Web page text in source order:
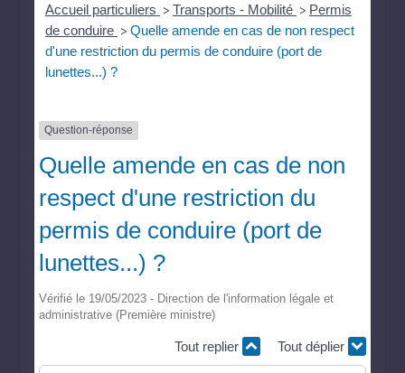
Accueil particuliers > Transports - Mobilité > Permis
de conduire > Quelle amende en cas de non respect
d'une restriction du permis de conduire (port de
lunettes...) ?
Question-réponse
Quelle amende en cas de non
respect d'une restriction du
permis de conduire (port de
lunettes...) ?
Vérifié le 19/05/2023 - Direction de l'information légale et
administrative (Première ministre)
Tout replier Tout déplier